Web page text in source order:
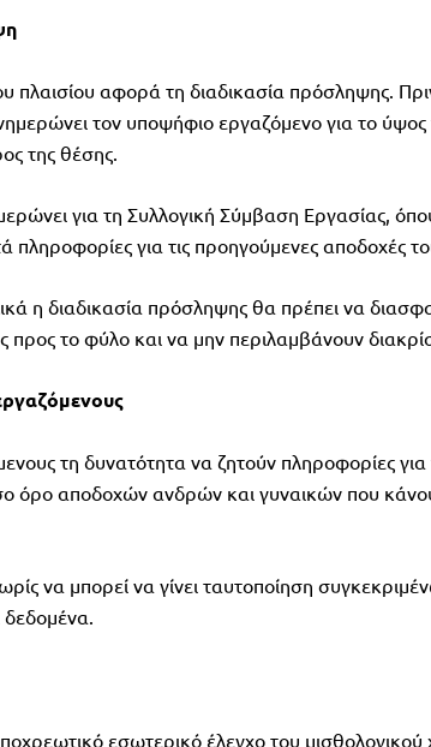
πλαισίου αφορά τη διαδικασία πρόσληψης.
τον υποψήφιο εργαζόμενο για το
της θέσης.
για τη Συλλογική Σύμβαση Εργασίας,
πληροφορίες για τις προηγούμενες αποδοχές
η διαδικασία πρόσληψης θα πρέπει να
προς το φύλο και να μην περιλαμβάνουν
τη δυνατότητα να ζητούν πληροφορίες για
όρο αποδοχών ανδρών και γυναικών που
να μπορεί να γίνει ταυτοποίηση
εσωτερικό έλεγχο του μισθολογικού